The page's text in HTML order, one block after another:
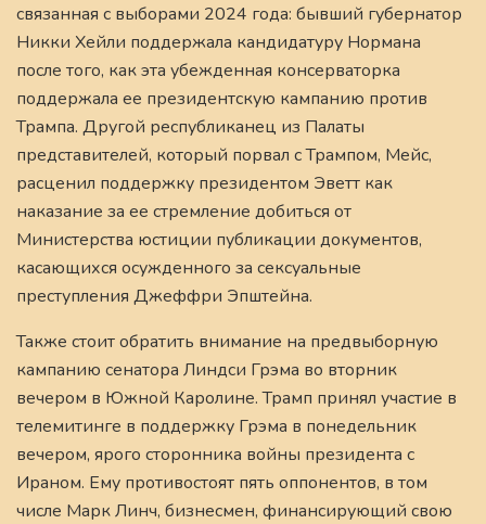
связанная с выборами 2024 года: бывший губернатор
Никки Хейли поддержала кандидатуру Нормана
после того, как эта убежденная консерваторка
поддержала ее президентскую кампанию против
Трампа. Другой республиканец из Палаты
представителей, который порвал с Трампом, Мейс,
расценил поддержку президентом Эветт как
наказание за ее стремление добиться от
Министерства юстиции публикации документов,
касающихся осужденного за сексуальные
преступления Джеффри Эпштейна.
Также стоит обратить внимание на предвыборную
кампанию сенатора Линдси Грэма во вторник
вечером в Южной Каролине. Трамп принял участие в
телемитинге в поддержку Грэма в понедельник
вечером, ярого сторонника войны президента с
Ираном. Ему противостоят пять оппонентов, в том
числе Марк Линч, бизнесмен, финансирующий свою